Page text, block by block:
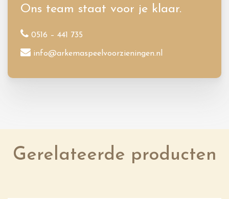
Ons team staat voor je klaar.
0516 – 441 735
info@arkemaspeelvoorzieningen.nl
Gerelateerde producten